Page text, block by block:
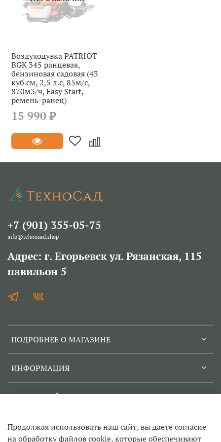
Воздуходувка PATRIOT
BGK 345 ранцевая,
бензиновая садовая (43
куб.см, 2,5 л.с, 85м/с,
870м3/ч, Easy Start,
ремень-ранец)
15 990 ₽
ПОДРОБНЕЕ О МАГАЗИНЕ
ИНФОРМАЦИЯ
СЕРВИСНЫЙ ЦЕНТР
+7 (901) 355-05-75
info@tehnosad.shop
Адрес: г. Егорьевск ул. Рязанская, 115
павильон 5
Продолжая использовать наш сайт, вы даете согласие
на обработку файлов cookie, которые обеспечивают